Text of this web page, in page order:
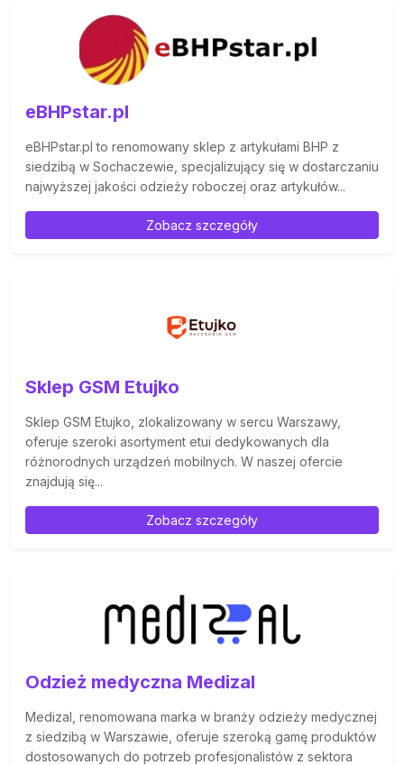
eBHPstar.pl
eBHPstar.pl to renomowany sklep z artykułami BHP z
siedzibą w Sochaczewie, specjalizujący się w dostarczaniu
najwyższej jakości odzieży roboczej oraz artykułów...
Zobacz szczegóły
Sklep GSM Etujko
Sklep GSM Etujko, zlokalizowany w sercu Warszawy,
oferuje szeroki asortyment etui dedykowanych dla
różnorodnych urządzeń mobilnych. W naszej ofercie
znajdują się...
Zobacz szczegóły
Odzież medyczna Medizal
Medizal, renomowana marka w branży odzieży medycznej
z siedzibą w Warszawie, oferuje szeroką gamę produktów
dostosowanych do potrzeb profesjonalistów z sektora